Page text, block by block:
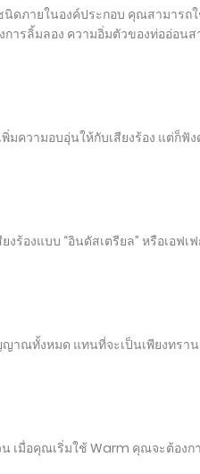
นิดภายในองค์ประกอบ คุณสามารถ
ารลิ้มลอง ความอิ่มตัวของท่ออ่อนส
ความอบอุ่นให้กับเสียงร้อง แต่ก็ฟั
องแบบ “อินดัสเตรียล” หรือเอฟเ
ณทั้งหมด แทนที่จะเป็นเพียงทราน
เมื่อคุณเริ่มใช้ Warm คุณจะต้องก